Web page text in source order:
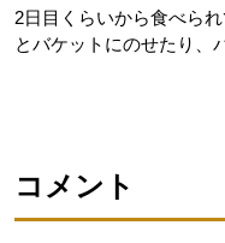
2日目くらいから食べら
とバケットにのせたり、
コメント